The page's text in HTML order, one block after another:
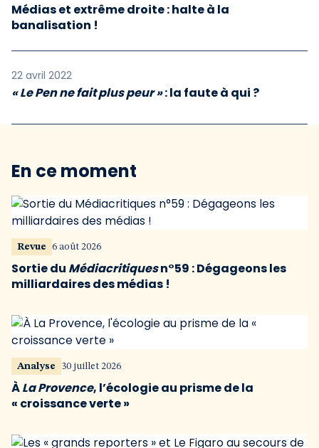
Médias et extrême droite : halte à la
banalisation !
22 avril 2022
« Le Pen ne fait plus peur »: la faute à qui ?
En ce moment
Revue 6 août 2026
Sortie du Médiacritiquesn°59 : Dégageons les
milliardaires des médias !
Analyse 30 juillet 2026
ÀLa Provence, l’écologie au prisme de la
« croissance verte »